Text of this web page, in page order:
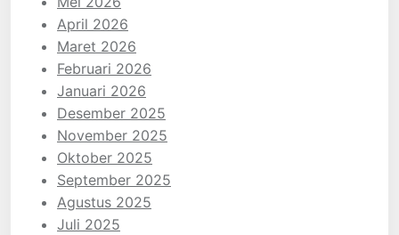
April 2026
Maret 2026
Februari 2026
Januari 2026
Desember 2025
November 2025
Oktober 2025
September 2025
Agustus 2025
Juli 2025